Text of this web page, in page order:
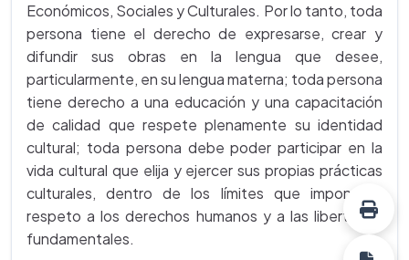
Económicos, Sociales y Culturales. Por lo tanto, toda
persona tiene el derecho de expresarse, crear y
difundir sus obras en la lengua que desee,
particularmente, en su lengua materna; toda persona
tiene derecho a una educación y una capacitación
de calidad que respete plenamente su identidad
cultural; toda persona debe poder participar en la
vida cultural que elija y ejercer sus propias prácticas
culturales, dentro de los límites que impone el
respeto a los derechos humanos y a las libertades
fundamentales.